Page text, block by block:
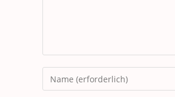
Gib
deinen